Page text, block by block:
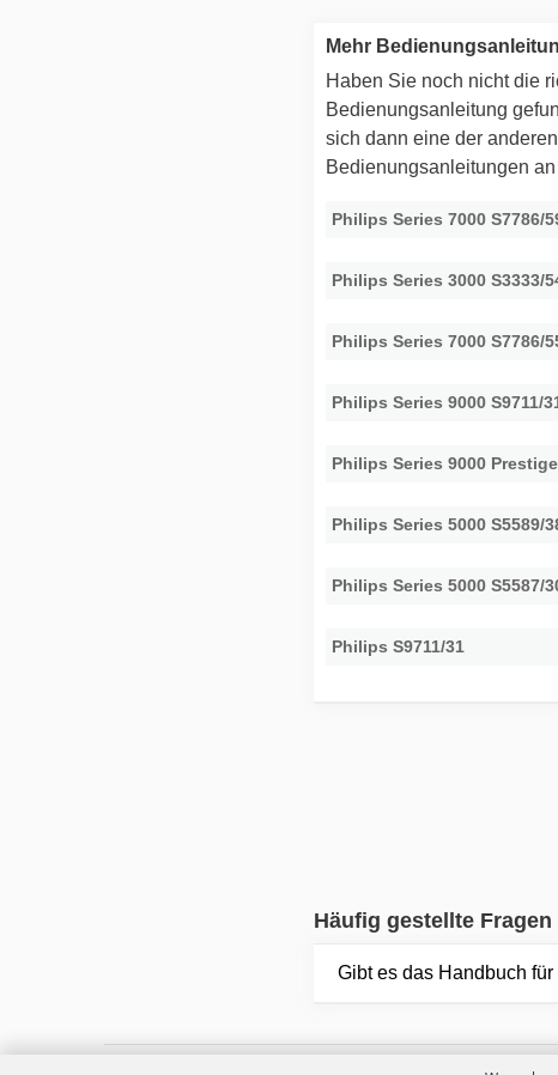
Mehr
Haben Sie noch nicht die
Bedienungsanleitung
sich dann eine der anderen
Bedienungsanleitungen an
Philips Series 7000 S7786/
Philips Series 3000 S3333/
Philips Series 7000 S7786/
Philips Series 9000 S9711/
Philips Series 9000
Philips Series 5000 S5589/
Philips Series 5000 S5587/
Philips S9711/31
Häufig gestellte Fragen
Gibt es das Handbuch